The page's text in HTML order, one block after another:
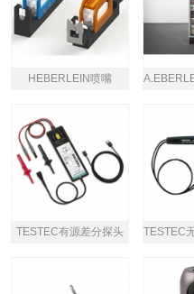
HEBERLEIN喷嘴
TESTEC有源差分探头